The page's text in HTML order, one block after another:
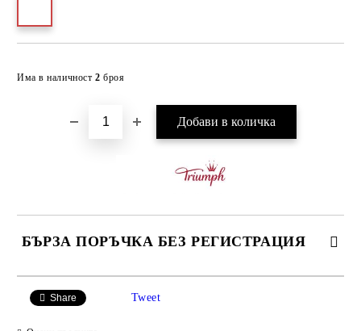
Има в наличност 2 броя
БЪРЗА ПОРЪЧКА БЕЗ РЕГИСТРАЦИЯ
Share Tweet